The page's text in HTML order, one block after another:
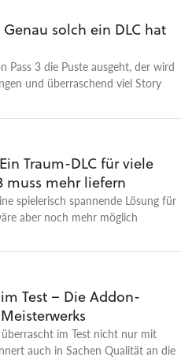
solch ein DLC hat
Pass 3 die Puste ausgeht, der wird
und überraschend viel Story
Traum-DLC für viele
muss mehr liefern
spielerisch spannende Lösung für
aber noch mehr möglich
Test – Die Addon-
im Test nicht nur mit
auch in Sachen Qualität an die